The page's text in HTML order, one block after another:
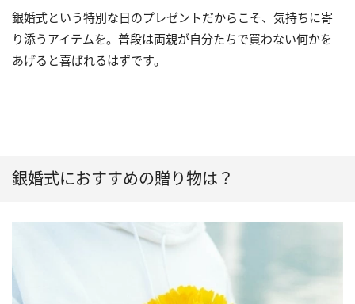
銀婚式という特別な日のプレゼントだからこそ、気持ちに寄
り添うアイテムを。普段は両親が自分たちで買わない何かを
あげると喜ばれるはずです。
銀婚式におすすめの贈り物は？